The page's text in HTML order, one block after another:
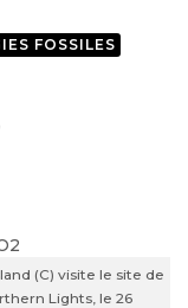
FOSSILES
(C) visite le site de
Lights, le 26